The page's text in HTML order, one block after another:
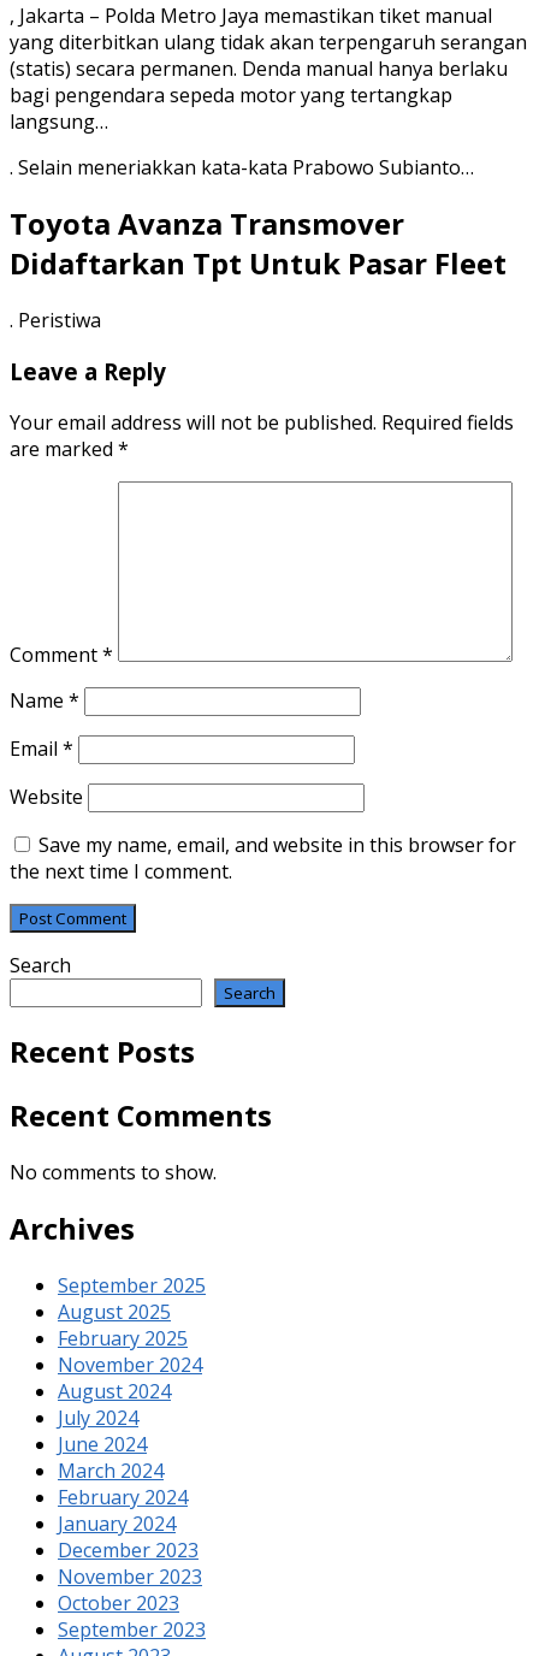
, Jakarta – Polda Metro Jaya memastikan tiket manual
yang diterbitkan ulang tidak akan terpengaruh serangan
(statis) secara permanen. Denda manual hanya berlaku
bagi pengendara sepeda motor yang tertangkap
langsung…
. Selain meneriakkan kata-kata Prabowo Subianto…
Toyota Avanza Transmover
Didaftarkan Tpt Untuk Pasar Fleet
. Peristiwa
Leave a Reply
Your email address will not be published. Required fields
are marked *
Comment*
Name *
Email *
Website
Save my name, email, and website in this browser for
the next time I comment.
Search
Search
Recent Posts
Recent Comments
No comments to show.
Archives
September 2025
August 2025
February 2025
November 2024
August 2024
July 2024
June 2024
March 2024
February 2024
January 2024
December 2023
November 2023
October 2023
September 2023